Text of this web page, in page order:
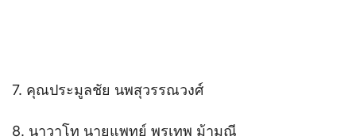
7. คุณประมูลชัย นพสุวรรณวงศ์
8. นาวาโท นายแพทย์ พรเทพ ม้ามณี